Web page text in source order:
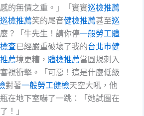
的無價之重。」「實實巡檢推薦
巡檢推薦笑的尾音健檢推薦甚至巡
？「牛先生！請你停一般勞工體
查已經嚴重破壞了我的台北巿健
薦境更糟， 體檢推薦當圓規刺入
視衝擊。「可惡！這是什麼低級
對著一般勞工健檢天空大吼，他
在地下室嚇了一跳：「她試圖在
！」